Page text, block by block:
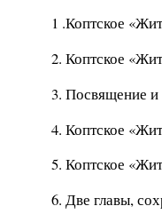
1 .Коптское
2. Коптское
3. Посвящение и
4. Коптское
5. Коптское
6. Две главы,